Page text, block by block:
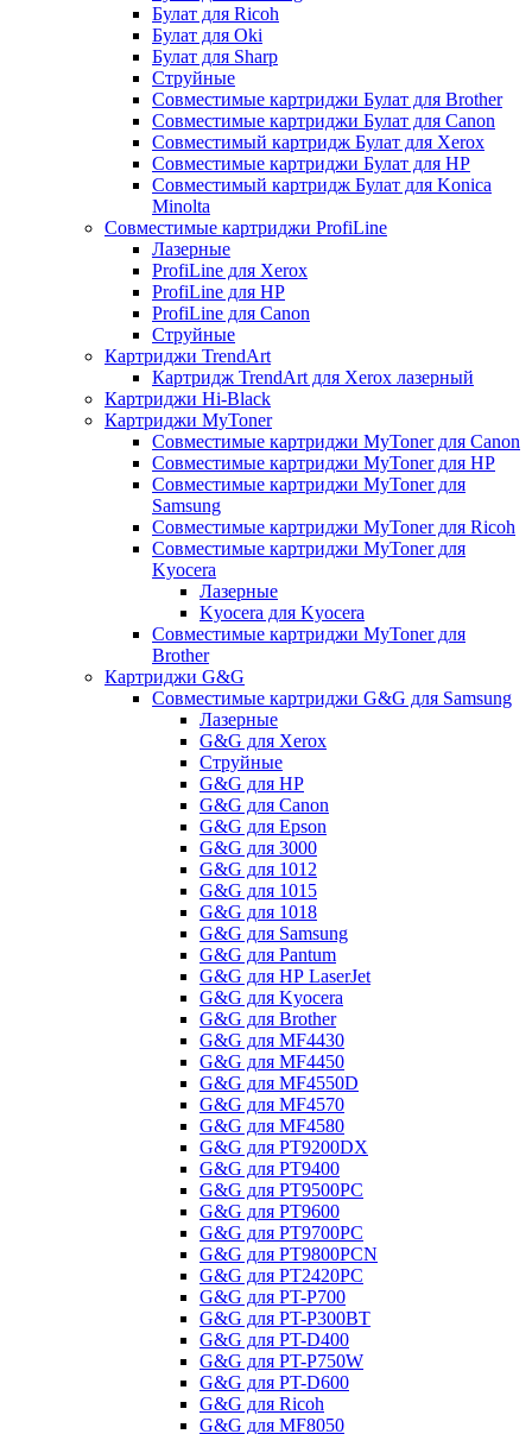
Булат для Ricoh
Булат для Oki
Булат для Sharp
Струйные
Совместимые картриджи Булат для Brother
Совместимые картриджи Булат для Canon
Совместимый картридж Булат для Xerox
Совместимые картриджи Булат для HP
Совместимый картридж Булат для Konica
Minolta
Совместимые картриджи ProfiLine
Лазерные
ProfiLine для Xerox
ProfiLine для HP
ProfiLine для Canon
Струйные
Картриджи TrendArt
Картридж TrendArt для Xerox лазерный
Картриджи Hi-Black
Картриджи MyToner
Совместимые картриджи MyToner для Canon
Совместимые картриджи MyToner для HP
Совместимые картриджи MyToner для
Samsung
Совместимые картриджи MyToner для Ricoh
Совместимые картриджи MyToner для
Kyocera
Лазерные
Kyocera для Kyocera
Совместимые картриджи MyToner для
Brother
Картриджи G&G
Совместимые картриджи G&G для Samsung
Лазерные
G&G для Xerox
Струйные
G&G для HP
G&G для Canon
G&G для Epson
G&G для 3000
G&G для 1012
G&G для 1015
G&G для 1018
G&G для Samsung
G&G для Pantum
G&G для НР LaserJet
G&G для Kyocera
G&G для Brother
G&G для MF4430
G&G для MF4450
G&G для MF4550D
G&G для MF4570
G&G для MF4580
G&G для PT9200DX
G&G для PT9400
G&G для PT9500PC
G&G для PT9600
G&G для PT9700PC
G&G для PT9800PCN
G&G для PT2420PC
G&G для PT-P700
G&G для PT-P300BT
G&G для PT-D400
G&G для PT-P750W
G&G для PT-D600
G&G для Ricoh
G&G для MF8050